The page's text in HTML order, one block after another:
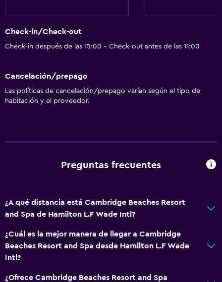
Check-in/Check-out
Check-in después de las 15:00 - Check-out antes de las 11:00
Cancelación/prepago
Las políticas de cancelación/prepago varían según el tipo de
habitación y el proveedor.
Preguntas frecuentes
¿A qué distancia está Cambridge Beaches Resort
and Spa de Hamilton L.F Wade Intl?
¿Cuál es la mejor manera de llegar a Cambridge
Beaches Resort and Spa desde Hamilton L.F Wade
Intl?
¿Ofrece Cambridge Beaches Resort and Spa